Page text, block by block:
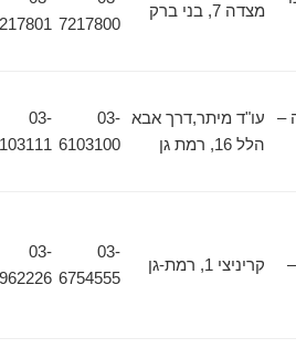
מצדה 7, בני ברק
7217800
7217801
עו"ד מיתר,דרך אבא
הלל 16, רמת גן
03-
6103100
6103111
קריניצי 1, רמת-גן
6754555
7962226